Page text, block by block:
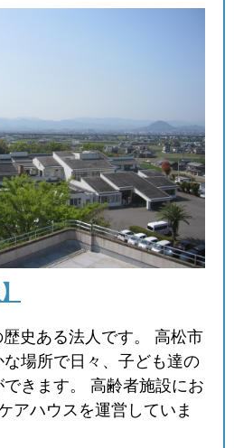
史ある法人です。 高松市
場所で日々、子ども達の
きます。 高齢者施設にお
アハウスを運営していま